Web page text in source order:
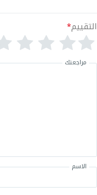
التقييم*
مراجعتك
الاسم